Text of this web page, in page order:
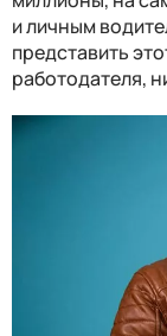
и личным
представить
работодателя,